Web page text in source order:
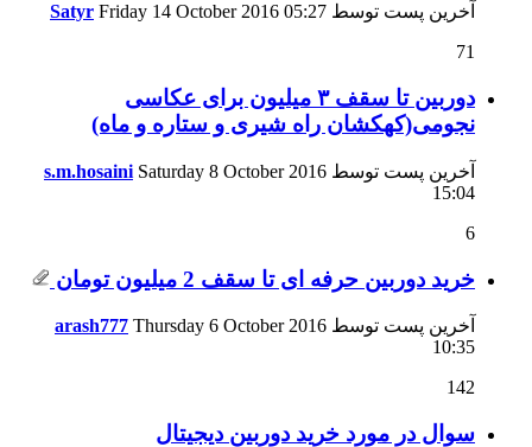
آخرین پست توسط Satyr Friday 14 October 2016 05:27
71
دوربین تا سقف ۳ میلیون برای عکاسی
نجومی(کهکشان راه شیری و ستاره و ماه)
آخرین پست توسط s.m.hosaini Saturday 8 October 2016
15:04
6
خرید دوربین حرفه ای تا سقف 2 میلیون تومان
آخرین پست توسط arash777 Thursday 6 October 2016
10:35
142
سوال در مورد خريد دوربين ديجيتال